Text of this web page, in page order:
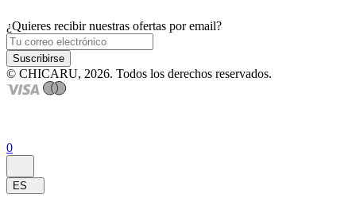
¿Quieres recibir nuestras ofertas por email?
Suscribirse
© CHICARU, 2026. Todos los derechos reservados.
0
ES